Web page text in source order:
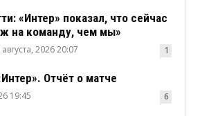
«Интер» показал, что сейчас
на команду, чем мы»
августа, 2026 20:07 1
Отчёт о матче
19:45 6